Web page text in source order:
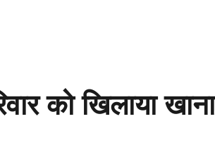
को खिलाया